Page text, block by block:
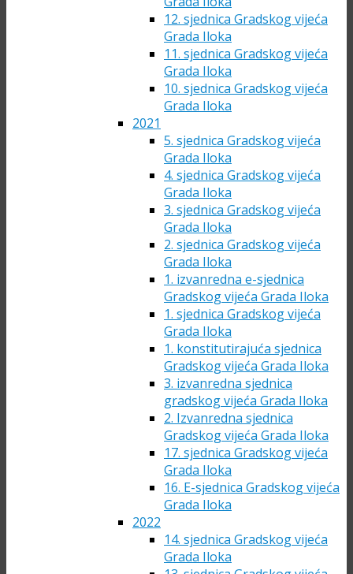
12. sjednica Gradskog vijeća
Grada Iloka
11. sjednica Gradskog vijeća
Grada Iloka
10. sjednica Gradskog vijeća
Grada Iloka
2021
5. sjednica Gradskog vijeća
Grada Iloka
4. sjednica Gradskog vijeća
Grada Iloka
3. sjednica Gradskog vijeća
Grada Iloka
2. sjednica Gradskog vijeća
Grada Iloka
1. izvanredna e-sjednica
Gradskog vijeća Grada Iloka
1. sjednica Gradskog vijeća
Grada Iloka
1. konstitutirajuća sjednica
Gradskog vijeća Grada Iloka
3. izvanredna sjednica
gradskog vijeća Grada Iloka
2. Izvanredna sjednica
Gradskog vijeća Grada Iloka
17. sjednica Gradskog vijeća
Grada Iloka
16. E-sjednica Gradskog vijeća
Grada Iloka
2022
14. sjednica Gradskog vijeća
Grada Iloka